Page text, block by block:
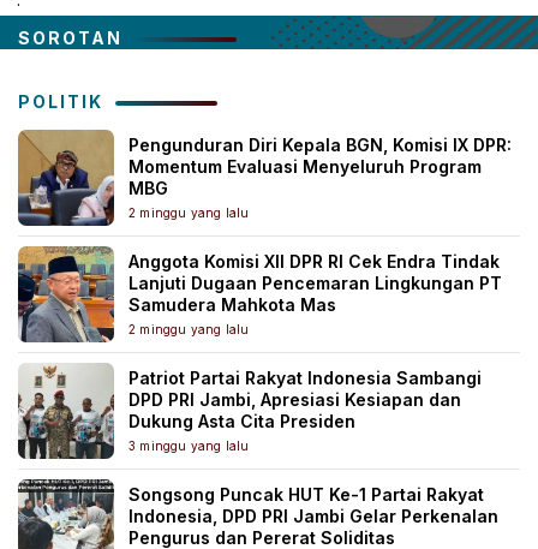
SOROTAN
POLITIK
Pengunduran Diri Kepala BGN, Komisi IX DPR:
Momentum Evaluasi Menyeluruh Program
MBG
2 minggu yang lalu
Anggota Komisi XII DPR RI Cek Endra Tindak
Lanjuti Dugaan Pencemaran Lingkungan PT
Samudera Mahkota Mas
2 minggu yang lalu
Patriot Partai Rakyat Indonesia Sambangi
DPD PRI Jambi, Apresiasi Kesiapan dan
Dukung Asta Cita Presiden
3 minggu yang lalu
Songsong Puncak HUT Ke-1 Partai Rakyat
Indonesia, DPD PRI Jambi Gelar Perkenalan
Pengurus dan Pererat Soliditas